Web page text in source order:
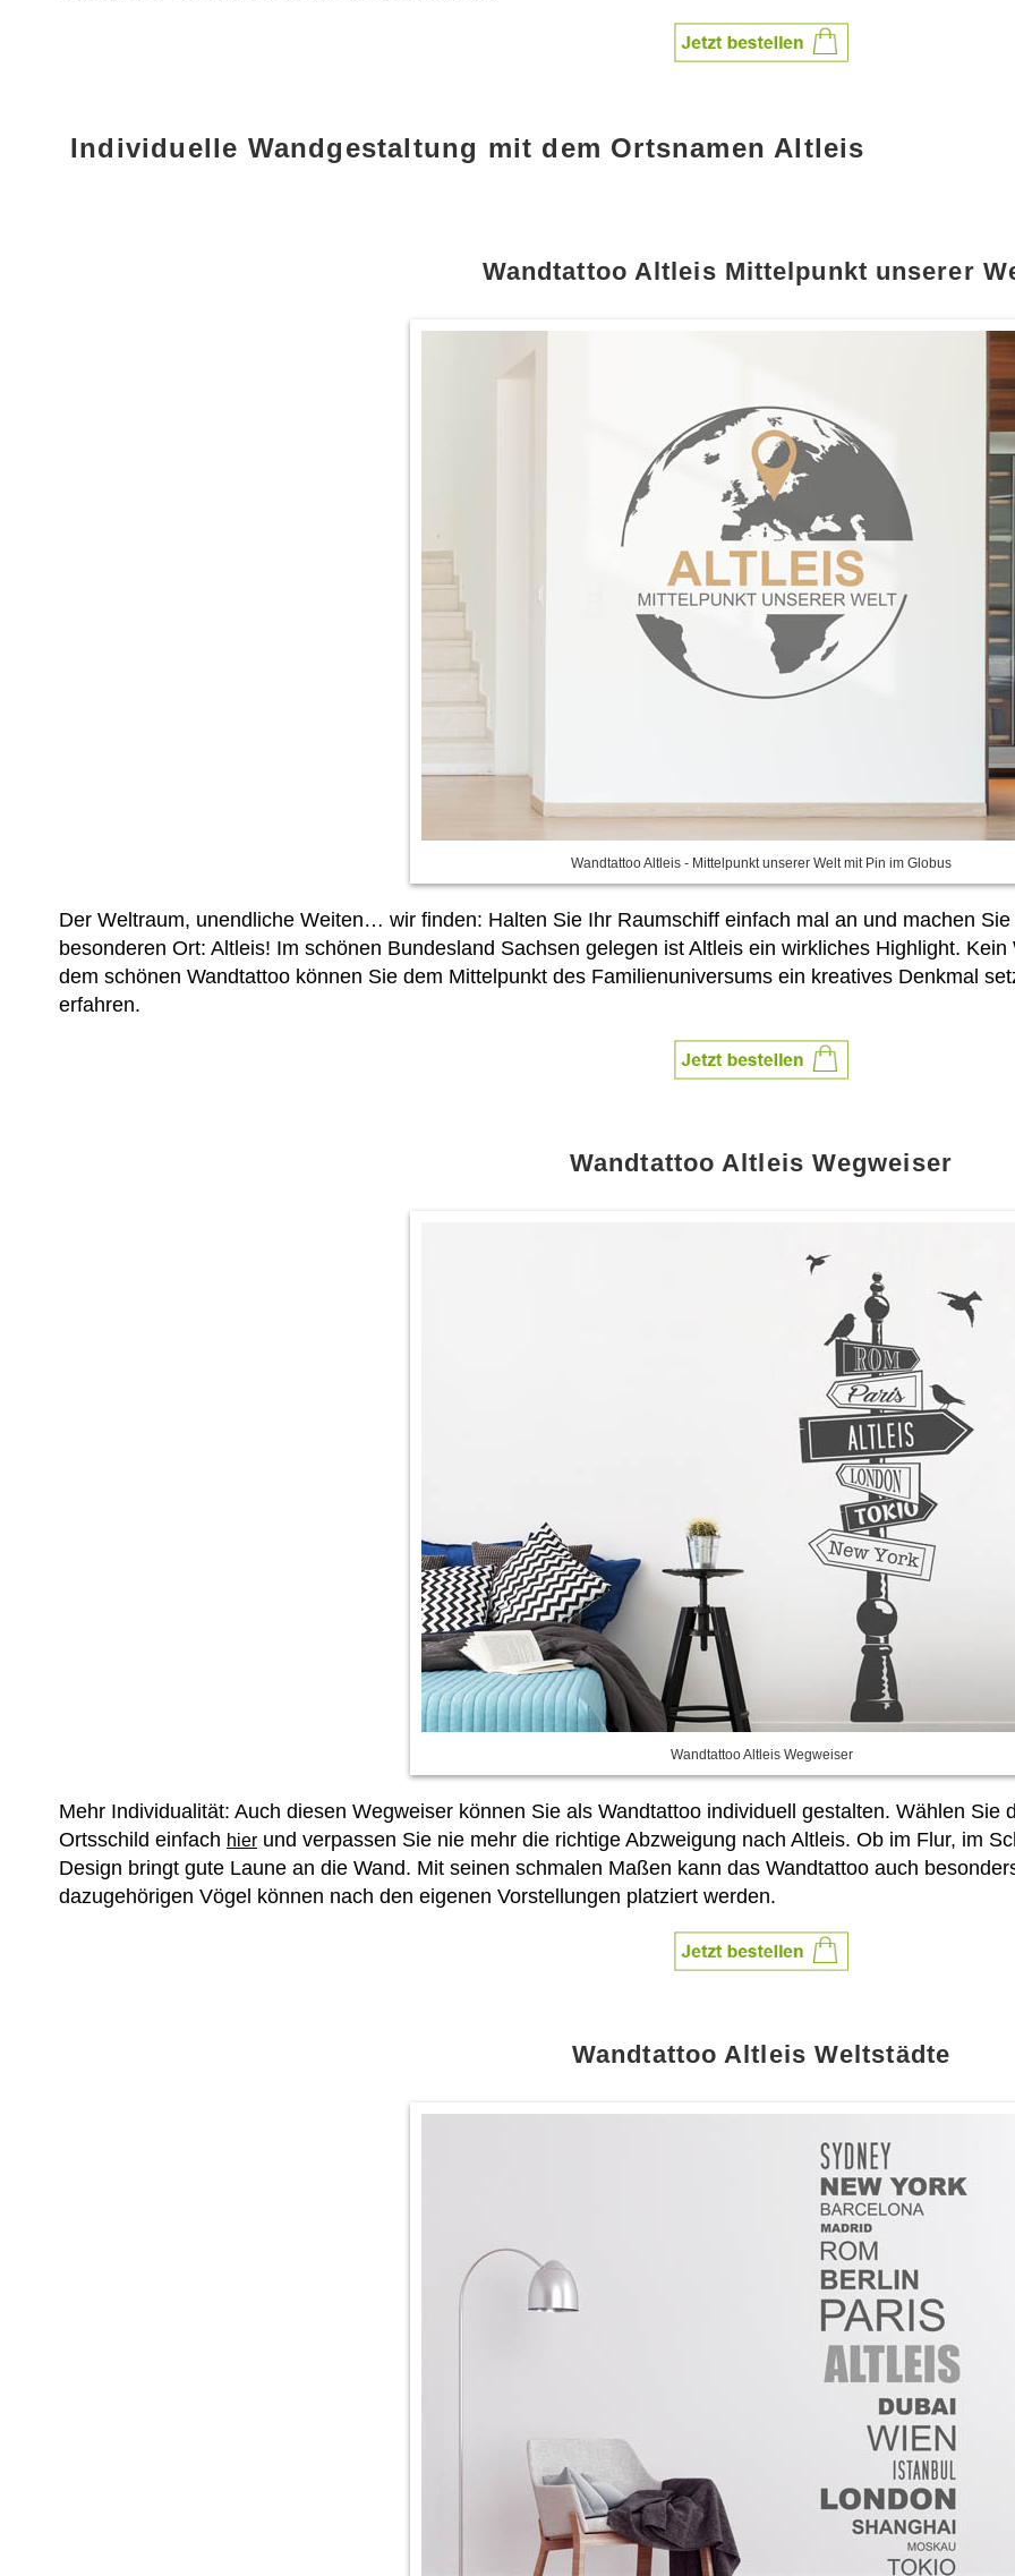
Individuelle Wandgestaltung mit dem Ortsnamen Altleis
Wandtattoo Altleis Mittelpunkt unserer
Wandtattoo Altleis - Mittelpunkt unserer Welt mit Pin im Globus
Der Weltraum, unendliche Weiten… wir finden: Halten Sie Ihr Raumschiff einfach mal an und machen
besonderen Ort: Altleis! Im schönen Bundesland Sachsen gelegen ist Altleis ein wirkliches Highlight.
dem schönen Wandtattoo können Sie dem Mittelpunkt des Familienuniversums ein kreatives Denkmal
erfahren.
Wandtattoo Altleis Wegweiser
Wandtattoo Altleis Wegweiser
Mehr Individualität: Auch diesen Wegweiser können Sie als Wandtattoo individuell gestalten. Wählen
Ortsschild einfach hier und verpassen Sie nie mehr die richtige Abzweigung nach Altleis. Ob im Flur, im
Design bringt gute Laune an die Wand. Mit seinen schmalen Maßen kann das Wandtattoo auch
dazugehörigen Vögel können nach den eigenen Vorstellungen platziert werden.
Wandtattoo Altleis Weltstädte